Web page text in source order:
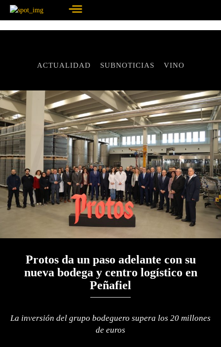
ACTUALIDAD SUBNOTICIAS VINO
Protos da un paso adelante con su
nueva bodega y centro logístico en
Peñafiel
La inversión del grupo bodeguero supera los 20 millones
de euros